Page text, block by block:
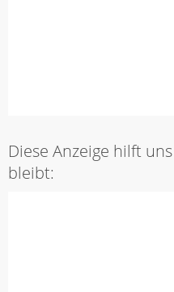
Diese Anzeige hilft
bleibt: